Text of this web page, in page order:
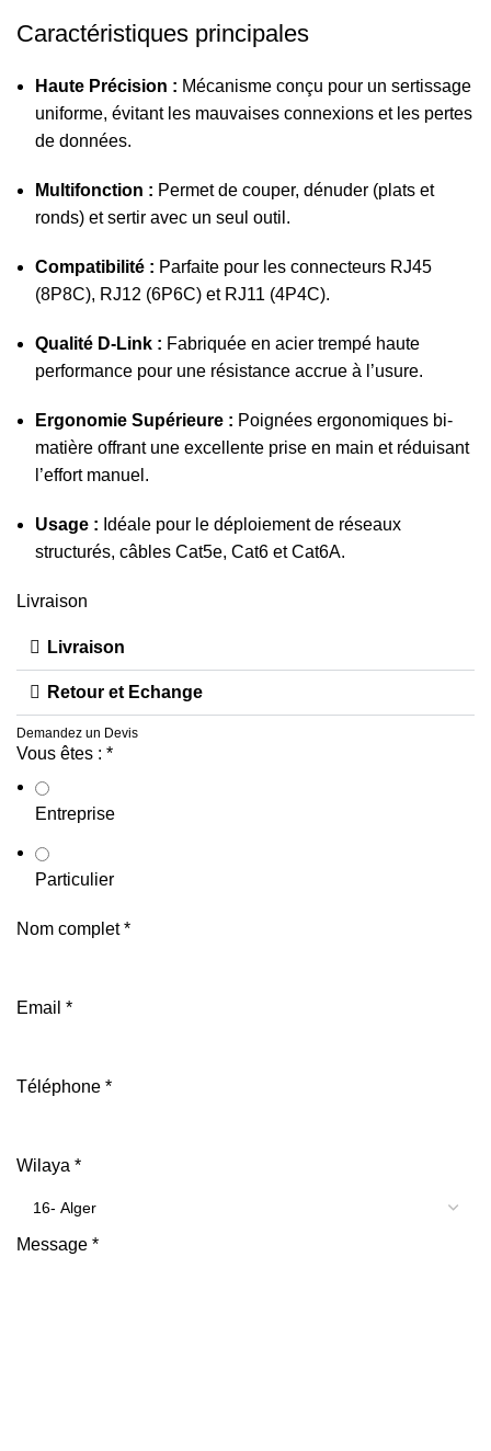
Caractéristiques principales
Haute Précision : Mécanisme conçu pour un sertissage
uniforme, évitant les mauvaises connexions et les pertes
de données.
Multifonction : Permet de couper, dénuder (plats et
ronds) et sertir avec un seul outil.
Compatibilité : Parfaite pour les connecteurs RJ45
(8P8C), RJ12 (6P6C) et RJ11 (4P4C).
Qualité D-Link : Fabriquée en acier trempé haute
performance pour une résistance accrue à l’usure.
Ergonomie Supérieure : Poignées ergonomiques bi-
matière offrant une excellente prise en main et réduisant
l’effort manuel.
Usage : Idéale pour le déploiement de réseaux
structurés, câbles Cat5e, Cat6 et Cat6A.
Livraison
Livraison
Retour et Echange
Demandez un Devis
Vous êtes : *
Entreprise
Particulier
Nom complet*
Email *
Téléphone *
Wilaya *
Message *